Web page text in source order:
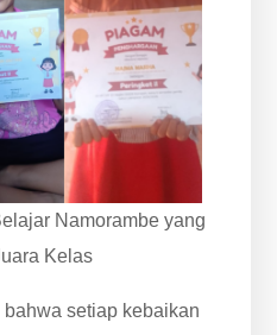
Namorambe yang
Kelas
setiap kebaikan